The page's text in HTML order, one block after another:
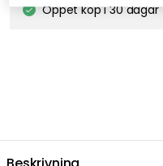
Öppet köp i 30 dagar